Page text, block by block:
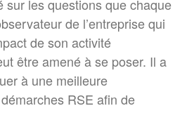
Dialogue MR12 – La CS3D :
Force ou talon d’Achille des
entreprises européennes ?
Dialogues MR21 « Le spatial
au service du monde marin ? »
« Faut-il avoir peur de la
sur les questions que chaque
de l’entreprise qui
de son activité
être amené à se poser. Il a
à une meilleure
RSE afin de